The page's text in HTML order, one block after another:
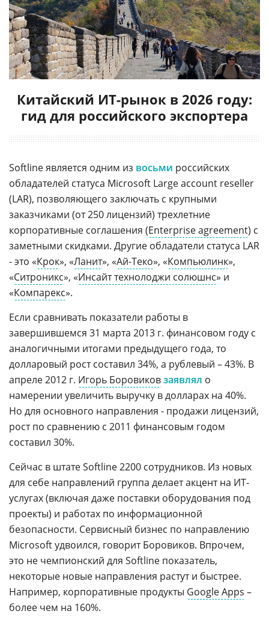
Китайский ИТ-рынок в 2026 году:
гид для российского экспортера
Softline является одним из восьми российских
обладателей статуса Microsoft Large account reseller
(LAR), позволяющего заключать с крупными
заказчиками (от 250 лицензий) трехлетние
корпоративные соглашения (Enterprise agreement) с
заметными скидками. Другие обладатели статуса LAR
- это «Крок», «Ланит», «Ай-Теко», «Компьюлинк»,
«Ситроникс», «Инсайт технолоджи солюшнс» и
«Компарекс».
Если сравнивать показатели работы в
завершившемся 31 марта 2013 г. финансовом году с
аналогичными итогами предыдущего года, то
долларовый рост составил 34%, а рублевый – 43%. В
апреле 2012 г. Игорь Боровиковзаявлял о
намерении увеличить выручку в долларах на 40%.
Но для основного направления - продажи лицензий,
рост по сравнению с 2011 финансовым годом
составил 30%.
Сейчас в штате Softline 2200 сотрудников. Из новых
для себе направлений группа делает акцент на ИТ-
услугах (включая даже поставки оборудования под
проекты) и работах по информационной
безопасности. Сервисный бизнес по направлению
Microsoft удвоился, говорит Боровиков. Впрочем,
это не чемпионский для Softline показатель,
некоторые новые направления растут и быстрее.
Например, корпоративные продукты Google Apps –
более чем на 160%.